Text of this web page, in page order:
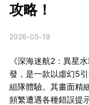
攻略！
2026-05-19
《深海迷航2：異星
發，是一款以虛幻5
組隊體驗。其畫面精
頻繁遭遇各種錯誤提